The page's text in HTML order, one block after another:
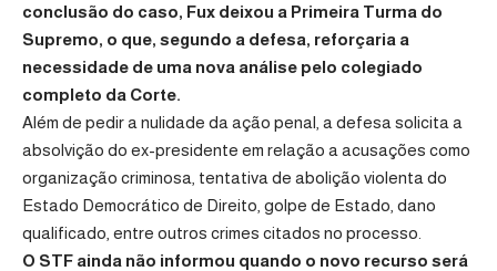
conclusão do caso, Fux deixou a Primeira Turma do
Supremo, o que, segundo a defesa, reforçaria a
necessidade de uma nova análise pelo colegiado
completo da Corte.
Além de pedir a nulidade da ação penal, a defesa solicita a
absolvição do ex-presidente em relação a acusações como
organização criminosa, tentativa de abolição violenta do
Estado Democrático de Direito, golpe de Estado, dano
qualificado, entre outros crimes citados no processo.
O STF ainda não informou quando o novo recurso será